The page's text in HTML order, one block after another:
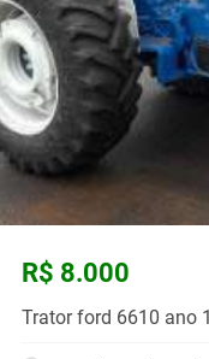
R$ 8.000
Trator ford 6610 ano